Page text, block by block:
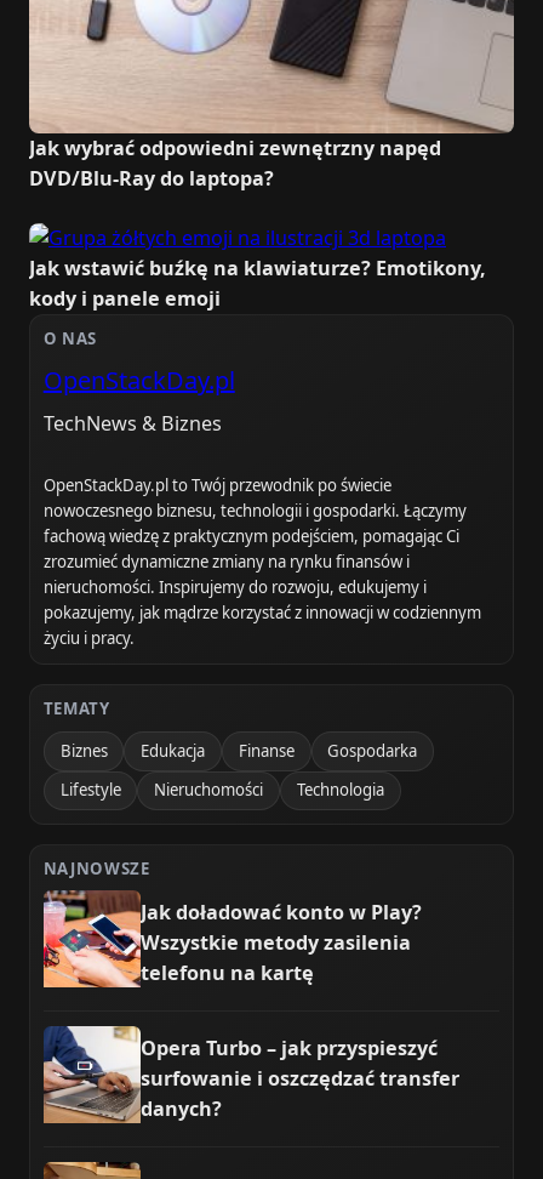
Jak wybrać odpowiedni zewnętrzny napęd
DVD/Blu-Ray do laptopa?
Jak wstawić buźkę na klawiaturze? Emotikony,
kody i panele emoji
O NAS
OpenStackDay.pl
TechNews & Biznes
OpenStackDay.pl to Twój przewodnik po świecie
nowoczesnego biznesu, technologii i gospodarki. Łączymy
fachową wiedzę z praktycznym podejściem, pomagając Ci
zrozumieć dynamiczne zmiany na rynku finansów i
nieruchomości. Inspirujemy do rozwoju, edukujemy i
pokazujemy, jak mądrze korzystać z innowacji w codziennym
życiu i pracy.
TEMATY
Biznes
Edukacja Finanse
Gospodarka
Lifestyle
Nieruchomości Technologia
NAJNOWSZE
Jak doładować konto w Play?
Wszystkie metody zasilenia
telefonu na kartę
Opera Turbo – jak przyspieszyć
surfowanie i oszczędzać transfer
danych?